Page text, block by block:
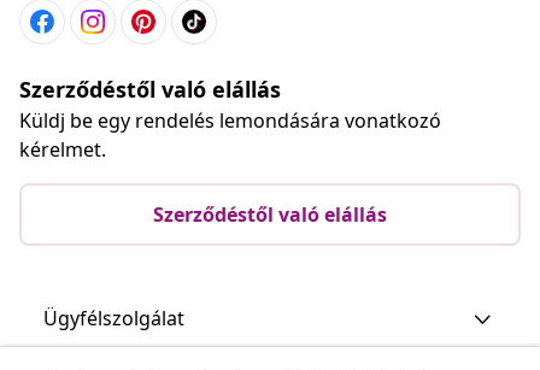
Szerződéstől való elállás
Küldj be egy rendelés lemondására vonatkozó
kérelmet.
Szerződéstől való elállás
Ügyfélszolgálat